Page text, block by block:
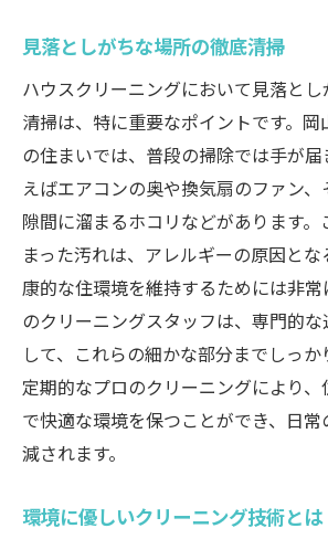
見違えるような清潔感を演出
プロが教える清掃チェック
頑固な汚れへのアプローチ
清掃後のフォローアップが大
自宅で簡単にできる清掃テ
岡山市南区浦安本町で体感する
リーニングの力
プロによる清掃の実例紹介
お客様の声と体験談
清掃後の生活の変化
地域密着型クリーニングの
ハウスクリーニングの未来展
清掃業界のトレンドと革新
見落としがちな場所の徹底清掃
ハウスクリーニングにおいて見落と
清掃は、特に重要なポイントです。
の住まいでは、普段の掃除では手が
えばエアコンの奥や換気扇のファン
隙間に溜まるホコリなどがあります
まった汚れは、アレルギーの原因と
康的な住環境を維持するためには非常
のクリーニングスタッフは、専門的
して、これらの細かな部分までしっか
定期的なプロのクリーニングにより
で快適な環境を保つことができ、日
減されます。
環境に優しいクリーニング技術とは